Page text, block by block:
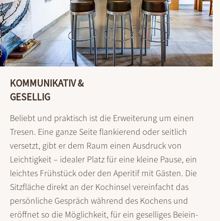
KOMMUNIKATIV &
GESELLIG
Beliebt und praktisch ist die Erweiterung um einen
Tresen. Eine ganze Seite flankierend oder seit­lich
versetzt, gibt er dem Raum einen Ausdruck von
Leichtig­keit – idealer Platz für eine kleine Pause, ein
leichtes Früh­stück oder den Aperitif mit Gästen. Die
Sitz­fläche direkt an der Koch­insel vereinfacht das
persön­liche Gespräch während des Kochens und
eröffnet so die Möglich­keit, für ein geselliges Beiein­